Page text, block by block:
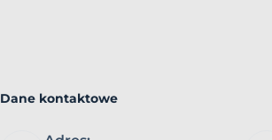
Dane kontaktowe